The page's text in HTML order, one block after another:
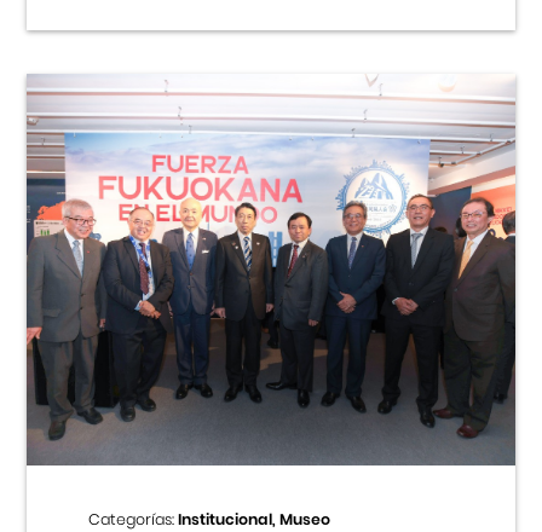
Categorías:Institucional, Museo